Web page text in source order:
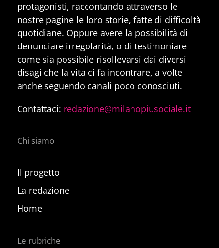
protagonisti, raccontando attraverso le
nostre pagine le loro storie, fatte di difficoltà
quotidiane. Oppure avere la possibilità di
denunciare irregolarità, o di testimoniare
come sia possibile risollevarsi dai diversi
disagi che la vita ci fa incontrare, a volte
anche seguendo canali poco conosciuti.
Contattaci: redazione@milanopiusociale.it
Chi siamo
Il progetto
La redazione
Home
Le rubriche